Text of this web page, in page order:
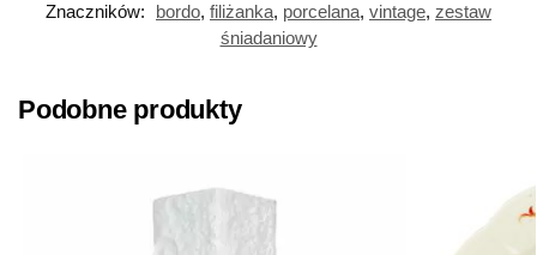
Znaczników:
bordo, filiżanka, porcelana, vintage, zestaw
śniadaniowy
Podobne produkty